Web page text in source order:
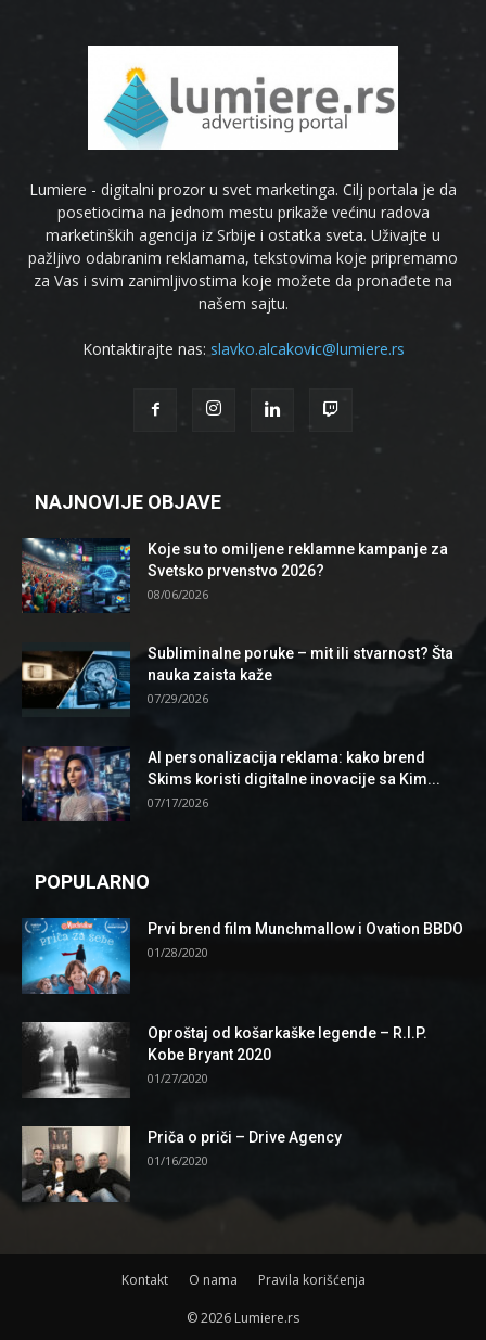
Lumiere - digitalni prozor u svet marketinga. Cilj portala je da
posetiocima na jednom mestu prikaže većinu radova
marketinških agencija iz Srbije i ostatka sveta. Uživajte u
pažljivo odabranim reklamama, tekstovima koje pripremamo
za Vas i svim zanimljivostima koje možete da pronađete na
našem sajtu.
Kontaktirajte nas: slavko.alcakovic@lumiere.rs
NAJNOVIJE OBJAVE
Koje su to omiljene reklamne kampanje za
Svetsko prvenstvo 2026?
08/06/2026
Subliminalne poruke – mit ili stvarnost? Šta
nauka zaista kaže
07/29/2026
AI personalizacija reklama: kako brend
Skims koristi digitalne inovacije sa Kim...
07/17/2026
POPULARNO
Prvi brend film Munchmallow i Ovation BBDO
01/28/2020
Oproštaj od košarkaške legende – R.I.P.
Kobe Bryant 2020
01/27/2020
Priča o priči – Drive Agency
01/16/2020
Kontakt O nama Pravila korišćenja
© 2026 Lumiere.rs